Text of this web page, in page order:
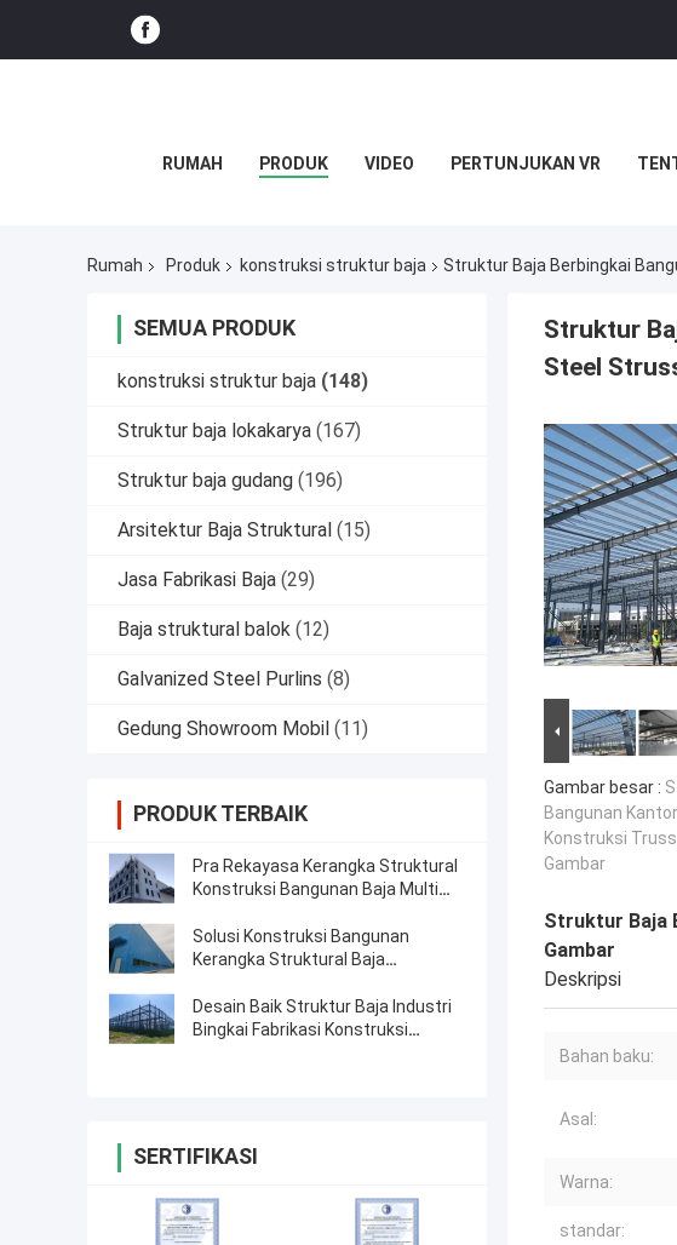
RUMAH PRODUK VIDEO PERTUNJUKAN VR
Rumah Produk konstruksi struktur baja Struktur Baja Berbingkai
SEMUA PRODUK
konstruksi struktur baja (148)
Struktur baja lokakarya (167)
Struktur baja gudang (196)
Arsitektur Baja Struktural (15)
Jasa Fabrikasi Baja (29)
Baja struktural balok (12)
Galvanized Steel Purlins (8)
Gedung Showroom Mobil (11)
PRODUK TERBAIK
Pra Rekayasa Kerangka Struktural
Konstruksi Bangunan Baja Multi
Solusi Konstruksi Bangunan
Kerangka Struktural Baja
Desain Baik Struktur Baja Industri
Bingkai Fabrikasi Konstruksi
SERTIFIKASI
Struktur
Steel
Gambar besar :
Bangunan
Konstruksi
Gambar
Struktur Baja
Gambar
Deskripsi
Bahan baku:
Asal:
Warna:
standar: